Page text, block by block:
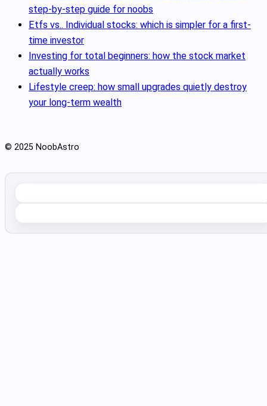
step-by-step guide for noobs
Etfs vs.. Individual stocks: which is simpler for a first-
time investor
Investing for total beginners: how the stock market
actually works
Lifestyle creep: how small upgrades quietly destroy
your long-term wealth
© 2025 NoobAstro